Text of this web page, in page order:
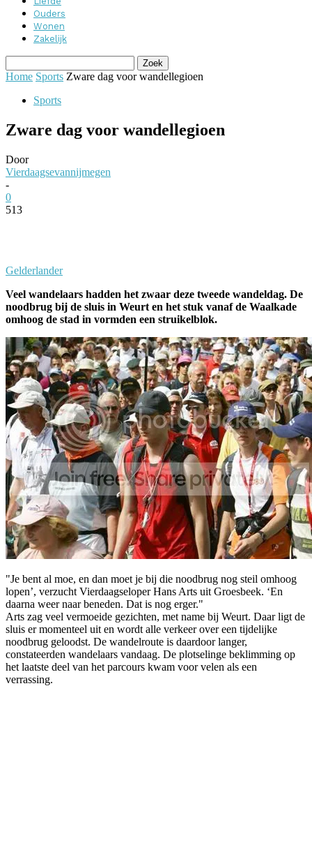
Ouders
Wonen
Zakelijk
Home Sports Zware dag voor wandellegioen
Sports
Zware dag voor wandellegioen
Door
Vierdaagsevannijmegen
-
0
513
Gelderlander
Veel wandelaars hadden het zwaar deze tweede wandeldag. De
noodbrug bij de sluis in Weurt en het stuk vanaf de Waalkade
omhoog de stad in vormden een struikelblok.
"Je bent al moe, en dan moet je bij die noodbrug nog steil omhoog
lopen’, verzucht Vierdaagseloper Hans Arts uit Groesbeek. ‘En
daarna weer naar beneden. Dat is nog erger."
Arts zag veel vermoeide gezichten, met name bij Weurt. Daar ligt de
sluis er momenteel uit en wordt alle verkeer over een tijdelijke
noodbrug geloodst. De wandelroute is daardoor langer,
constateerden wandelaars vandaag. De plotselinge beklimming op
het laatste deel van het parcours kwam voor velen als een
verrassing.